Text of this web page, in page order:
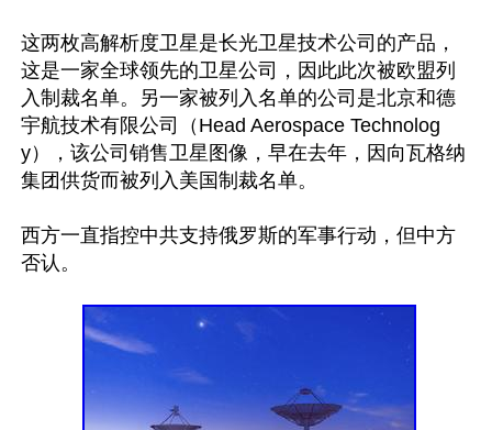
这两枚高解析度卫星是长光卫星技术公司的产品，
这是一家全球领先的卫星公司，因此此次被欧盟列
入制裁名单。另一家被列入名单的公司是北京和德
宇航技术有限公司（Head Aerospace Technolog
y），该公司销售卫星图像，早在去年，因向瓦格纳
集团供货而被列入美国制裁名单。
西方一直指控中共支持俄罗斯的军事行动，但中方
否认。